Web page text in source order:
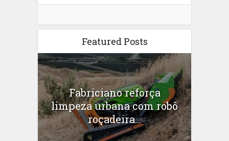
Featured Posts
Fabriciano reforça
limpeza urbana com robô
roçadeira...